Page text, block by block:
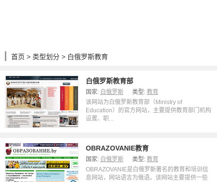
首页 > 类型划分 > 白俄罗斯教育
白俄罗斯教育部
国家: 白俄罗斯 类型: 教育
该网站为白俄罗斯教育部（Ministry of
Education）的官方网站，主要提供教育部门机构
设置、职...
OBRAZOVANIE教育
国家: 白俄罗斯 类型: 教育
OBRAZOVANIE是白俄罗斯著名的教育和培训信
息网站，网站语言为俄语。该网站主要提供一些